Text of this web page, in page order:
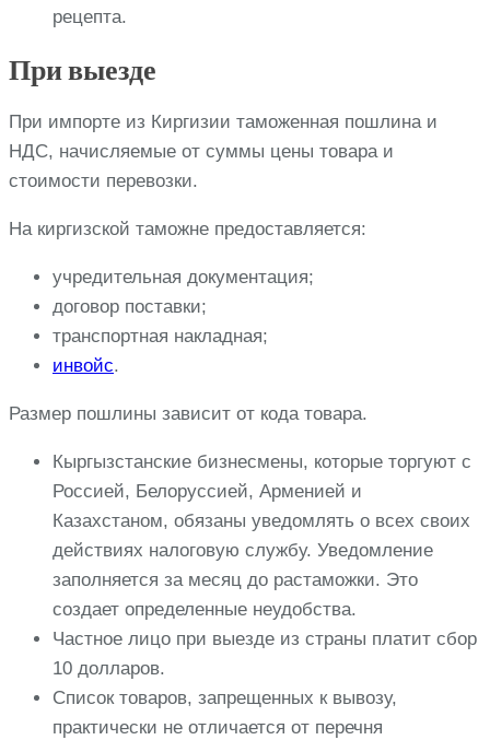
рецепта.
При выезде
При импорте из Киргизии таможенная пошлина и
НДС, начисляемые от суммы цены товара и
стоимости перевозки.
На киргизской таможне предоставляется:
учредительная документация;
договор поставки;
транспортная накладная;
инвойс.
Размер пошлины зависит от кода товара.
Кыргызстанские бизнесмены, которые торгуют с
Россией, Белоруссией, Арменией и
Казахстаном, обязаны уведомлять о всех своих
действиях налоговую службу. Уведомление
заполняется за месяц до растаможки. Это
создает определенные неудобства.
Частное лицо при выезде из страны платит сбор
10 долларов.
Список товаров, запрещенных к вывозу,
практически не отличается от перечня